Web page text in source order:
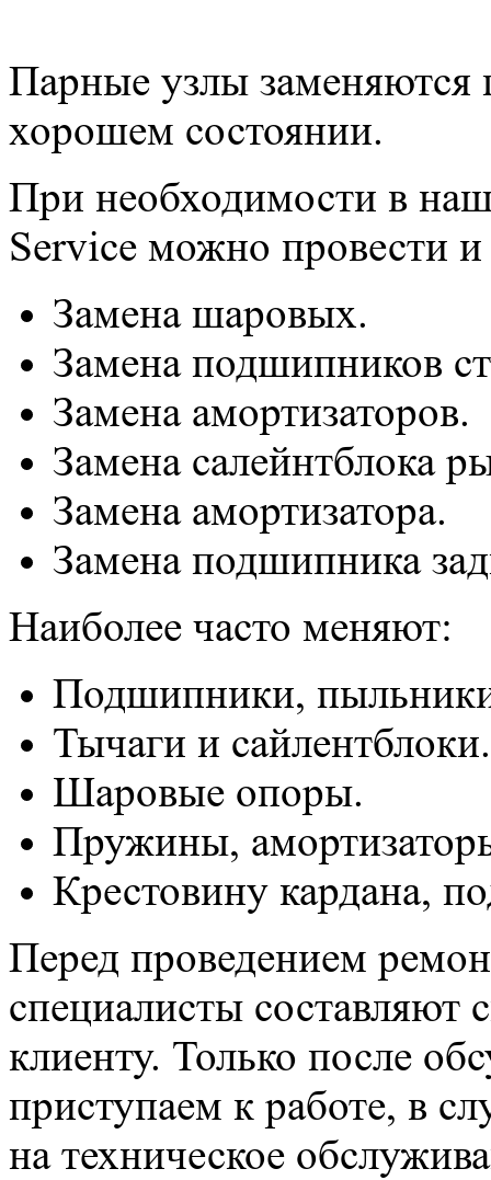
Парные узлы заменяются
хорошем состоянии.
При необходимости в
Service можно провести
Замена шаровых.
Замена подшипников
Замена амортизаторов.
Замена салейнтблока
Замена амортизатора.
Замена подшипника
Наиболее часто меняют:
Подшипники,
Тычаги и сайлентблоки.
Шаровые опоры.
Пружины,
Крестовину кардана,
Перед проведением
специалисты составляют
клиенту. Только после
приступаем к работе, в
на техническое